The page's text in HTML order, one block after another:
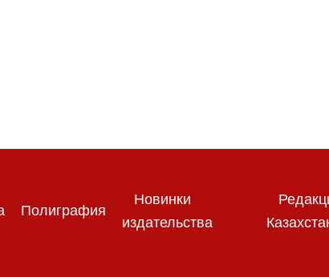
Полиграфия
Новинки
издательства